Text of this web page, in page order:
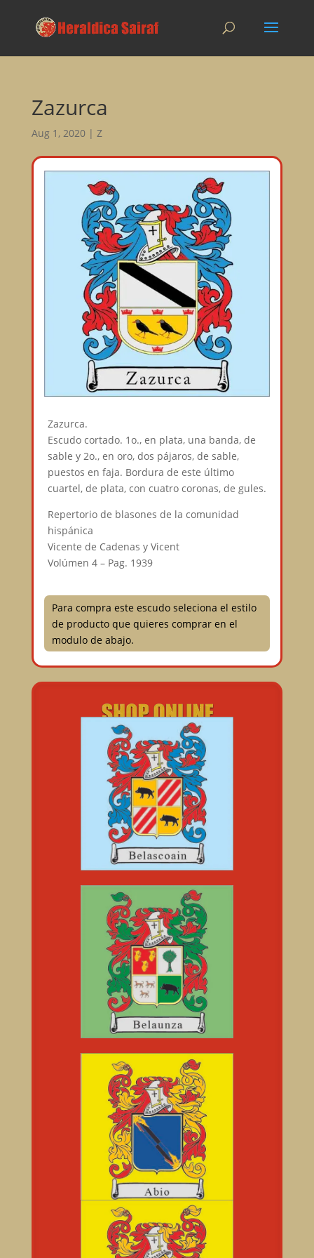
Zazurca
Aug 1, 2020| Z
Zazurca.
Escudo cortado. 1o., en plata, una banda, de
sable y 2o., en oro, dos pájaros, de sable,
puestos en faja. Bordura de este último
cuartel, de plata, con cuatro coronas, de gules.
Repertorio de blasones de la comunidad
hispánica
Vicente de Cadenas y Vicent
Volúmen 4 – Pag. 1939
Para compra este escudo seleciona el estilo
de producto que quieres comprar en el
modulo de abajo.